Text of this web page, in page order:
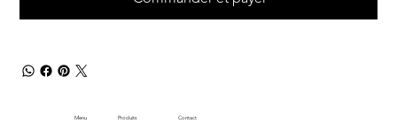
Menu Produits Contact